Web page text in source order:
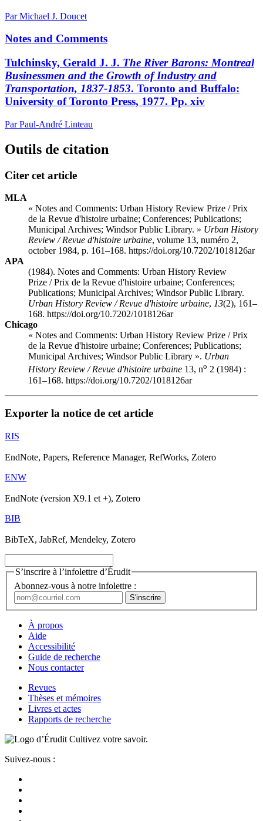
Par Michael J. Doucet
Notes and Comments
Tulchinsky, Gerald J. J. The River Barons: Montreal
Businessmen and the Growth of Industry and
Transportation, 1837-1853. Toronto and Buffalo:
University of Toronto Press, 1977. Pp. xiv
Par Paul-André Linteau
Outils de citation
Citer cet article
MLA
« Notes and Comments: Urban History Review Prize / Prix
de la Revue d'histoire urbaine; Conferences; Publications;
Municipal Archives; Windsor Public Library. » Urban History
Review / Revue d'histoire urbaine, volume 13, numéro 2,
october 1984, p. 161–168. https://doi.org/10.7202/1018126ar
APA
(1984). Notes and Comments: Urban History Review
Prize / Prix de la Revue d'histoire urbaine; Conferences;
Publications; Municipal Archives; Windsor Public Library.
Urban History Review / Revue d'histoire urbaine, 13(2), 161–
168. https://doi.org/10.7202/1018126ar
Chicago
« Notes and Comments: Urban History Review Prize / Prix
de la Revue d'histoire urbaine; Conferences; Publications;
Municipal Archives; Windsor Public Library ». Urban
History Review / Revue d'histoire urbaine 13, no 2 (1984) :
161–168. https://doi.org/10.7202/1018126ar
Exporter la notice de cet article
RIS
EndNote, Papers, Reference Manager, RefWorks, Zotero
ENW
EndNote (version X9.1 et +), Zotero
BIB
BibTeX, JabRef, Mendeley, Zotero
S’inscrire à l’infolettre d’Érudit
Abonnez-vous à notre infolettre :
À propos
Aide
Accessibilité
Guide de recherche
Nous contacter
Revues
Thèses et mémoires
Livres et actes
Rapports de recherche
Cultivez votre savoir.
Suivez-nous :